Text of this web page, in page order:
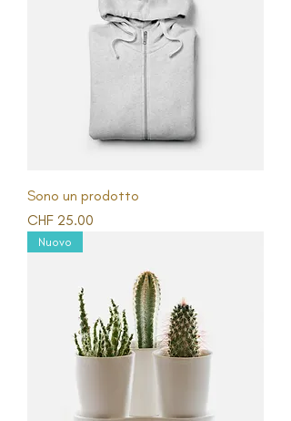
Sono un prodotto
Prezzo
CHF 25.00
Nuovo